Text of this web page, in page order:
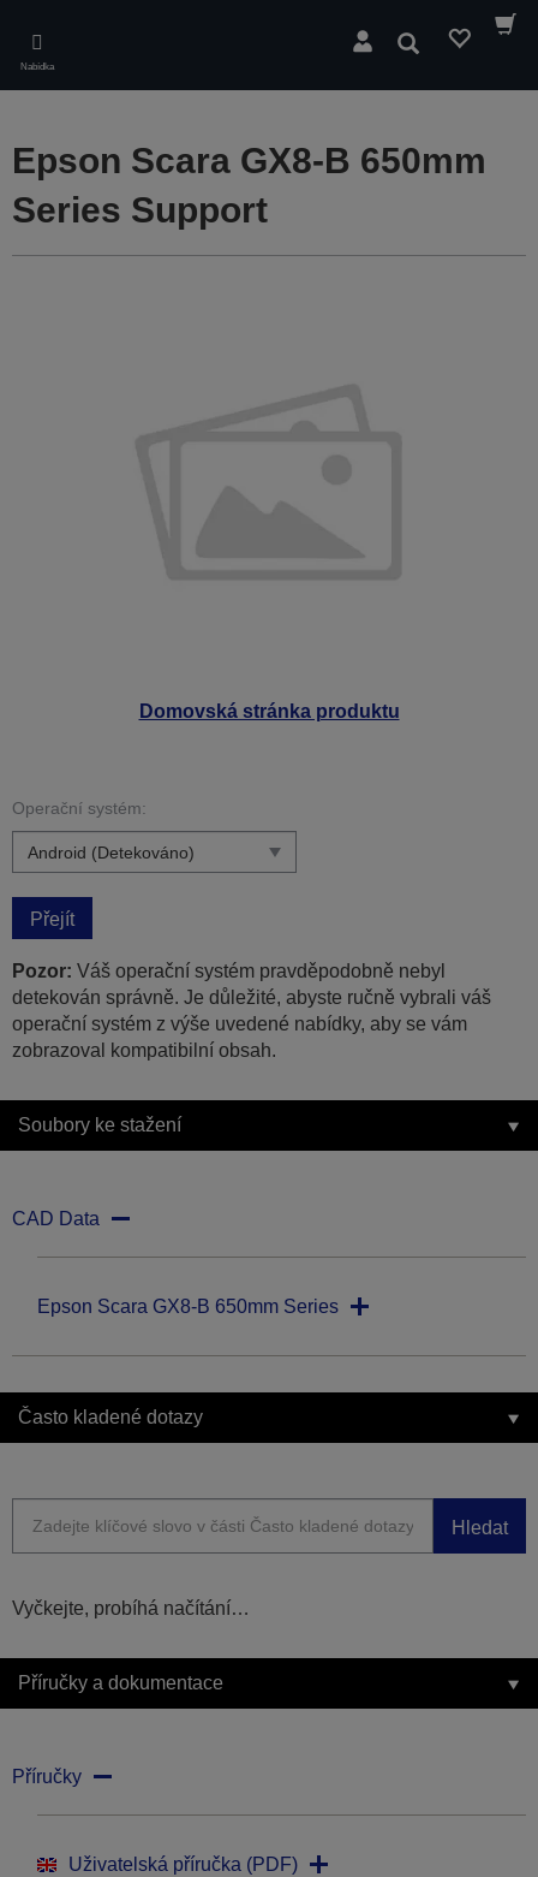
main
content
Nabídka
Hledat
Domovská stránka produktu
Epson Scara GX8-B 650mm
Series Support
Operační systém:
Přejít
Pozor: Váš operační systém pravděpodobně nebyl
detekován správně. Je důležité, abyste ručně vybrali váš
operační systém z výše uvedené nabídky, aby se vám
zobrazoval kompatibilní obsah.
Soubory ke stažení
CAD Data
Epson Scara GX8-B 650mm Series
Často kladené dotazy
Hledat
Vyčkejte, probíhá načítání…
Příručky a dokumentace
Příručky
Uživatelská příručka (PDF)